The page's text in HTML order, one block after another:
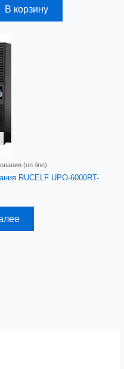
В корзину
(on-line)
RUCELF UPO-6000RT-